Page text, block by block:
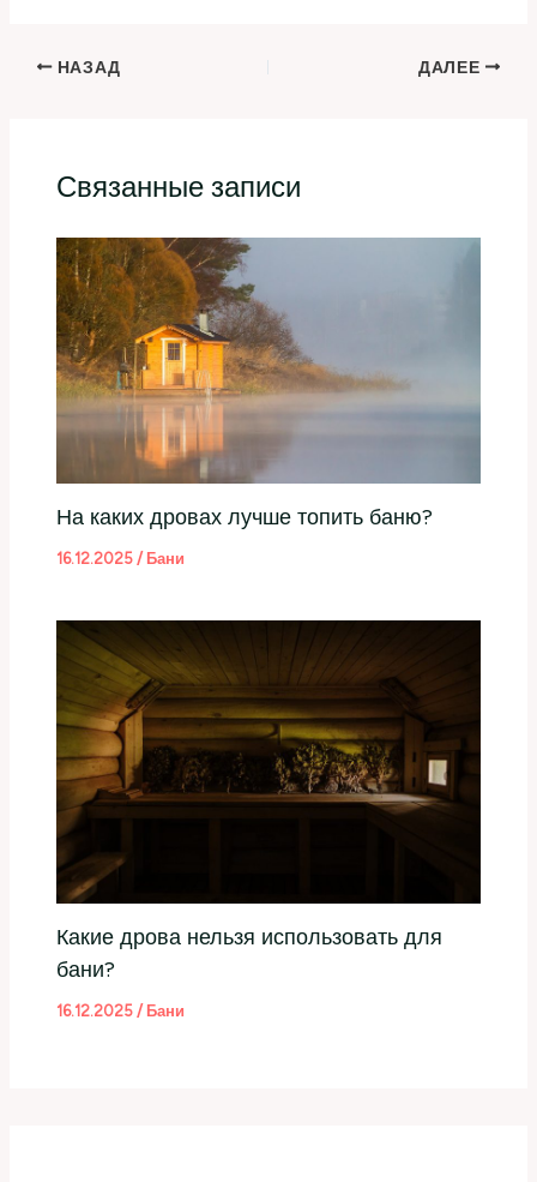
НАЗАД ДАЛЕЕ
Связанные записи
На каких дровах лучше топить баню?
16.12.2025/ Бани
Какие дрова нельзя использовать для
бани?
16.12.2025 / Бани